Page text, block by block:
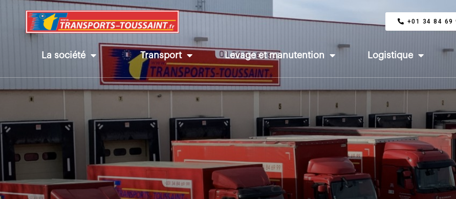
+01 34 84 69
La société Transport Levage et manutention Logistique